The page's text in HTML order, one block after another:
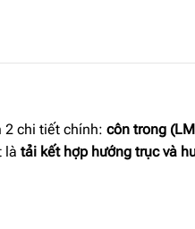
chi tiết chính: côn trong
là tải kết hợp hướng trục và